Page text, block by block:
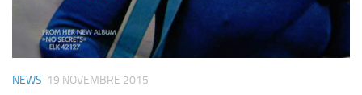
NEWS 19 NOVEMBRE 2015